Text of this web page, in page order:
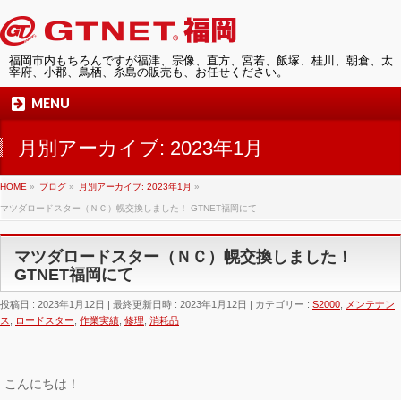
福岡市内もちろんですが福津、宗像、直方、宮若、飯塚、桂川、朝倉、太
宰府、小郡、鳥栖、糸島の販売も、お任せください。
MENU
月別アーカイブ: 2023年1月
HOME » ブログ » 月別アーカイブ: 2023年1月 »
マツダロードスター（ＮＣ）幌交換しました！ GTNET福岡にて
マツダロードスター（ＮＣ）幌交換しました！
GTNET福岡にて
投稿日 : 2023年1月12日 最終更新日時 : 2023年1月12日 カテゴリー : S2000
メンテナン
ス
ロードスター 作業実績 修理 消耗品
こんにちは！